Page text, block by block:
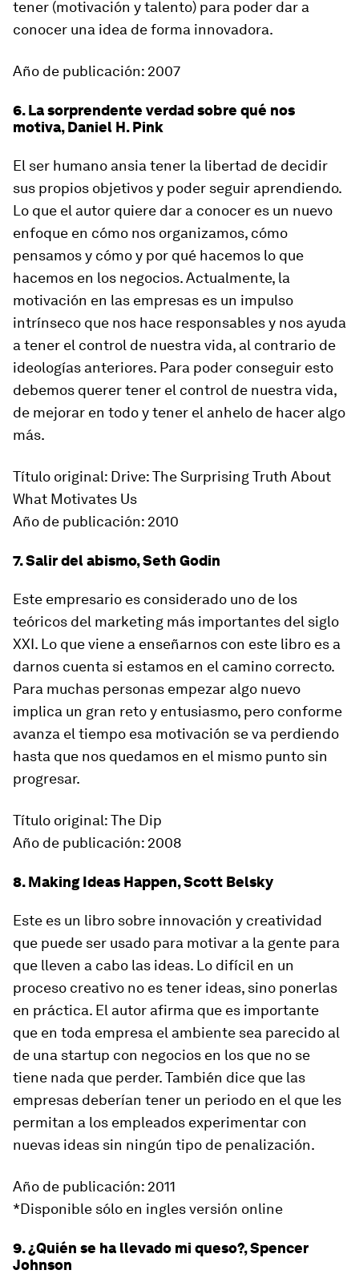
tener (motivación y talento) para poder dar a
conocer una idea de forma innovadora.
Año de publicación: 2007
6. La sorprendente verdad sobre qué nos
motiva, Daniel H. Pink
El ser humano ansia tener la libertad de decidir
sus propios objetivos y poder seguir aprendiendo.
Lo que el autor quiere dar a conocer es un nuevo
enfoque en cómo nos organizamos, cómo
pensamos y cómo y por qué hacemos lo que
hacemos en los negocios. Actualmente, la
motivación en las empresas es un impulso
intrínseco que nos hace responsables y nos ayuda
a tener el control de nuestra vida, al contrario de
ideologías anteriores. Para poder conseguir esto
debemos querer tener el control de nuestra vida,
de mejorar en todo y tener el anhelo de hacer algo
más.
Título original: Drive: The Surprising Truth About
What Motivates Us
Año de publicación: 2010
7. Salir del abismo, Seth Godin
Este empresario es considerado uno de los
teóricos del marketing más importantes del siglo
XXI. Lo que viene a enseñarnos con este libro es a
darnos cuenta si estamos en el camino correcto.
Para muchas personas empezar algo nuevo
implica un gran reto y entusiasmo, pero conforme
avanza el tiempo esa motivación se va perdiendo
hasta que nos quedamos en el mismo punto sin
progresar.
Título original: The Dip
Año de publicación: 2008
8. Making Ideas Happen, Scott Belsky
Este es un libro sobre innovación y creatividad
que puede ser usado para motivar a la gente para
que lleven a cabo las ideas. Lo difícil en un
proceso creativo no es tener ideas, sino ponerlas
en práctica. El autor afirma que es importante
que en toda empresa el ambiente sea parecido al
de una startup con negocios en los que no se
tiene nada que perder. También dice que las
empresas deberían tener un periodo en el que les
permitan a los empleados experimentar con
nuevas ideas sin ningún tipo de penalización.
Año de publicación: 2011
*Disponible sólo en ingles versión online
9. ¿Quién se ha llevado mi queso?, Spencer
Johnson